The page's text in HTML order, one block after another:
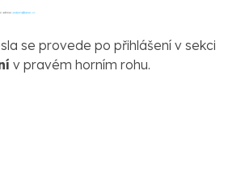
se provede po přihlášení v sekci
v pravém horním rohu.